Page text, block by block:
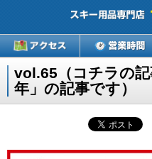
vol.65（コチラの記
年」の記事です）